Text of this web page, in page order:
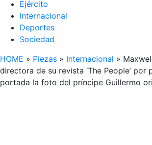
Ejército
Internacional
Deportes
Sociedad
HOME » Piezas » Internacional »
directora de su revista ‘The People’ por
portada la foto del príncipe Guillermo